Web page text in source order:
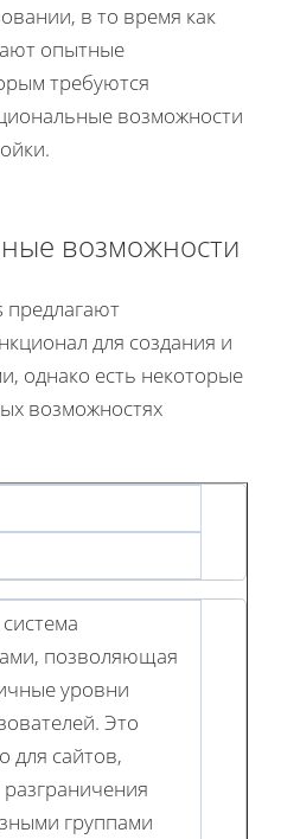
в то время как
опытные
требуются
возможности
возможности
предлагают
для создания и
однако есть некоторые
возможностях
позволяющая
уровни
Это
для сайтов,
группами